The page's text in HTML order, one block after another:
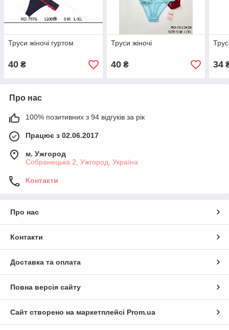
Труси жіночі гуртом
40 ₴
Труси жіночі
40₴ 34
Про нас
100% позитивних з 94 відгуків за рік
Працює з 02.06.2017
м. Ужгород
Собранецька 2, Ужгород, Україна
Контакти
Про нас
Контакти
Доставка та оплата
Повна версія сайту
Сайт створено на маркетплейсі Prom.ua